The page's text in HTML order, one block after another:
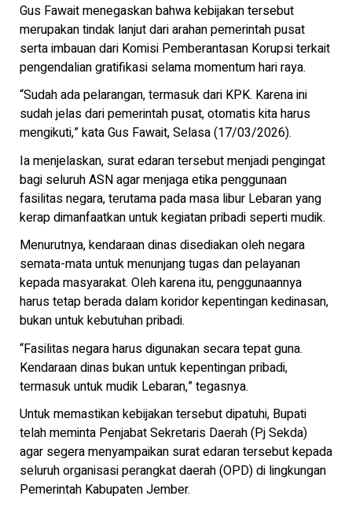
Gus Fawait menegaskan bahwa kebijakan tersebut
merupakan tindak lanjut dari arahan pemerintah pusat
serta imbauan dari Komisi Pemberantasan Korupsi terkait
pengendalian gratifikasi selama momentum hari raya.
“Sudah ada pelarangan, termasuk dari KPK. Karena ini
sudah jelas dari pemerintah pusat, otomatis kita harus
mengikuti,” kata Gus Fawait, Selasa (17/03/2026).
Ia menjelaskan, surat edaran tersebut menjadi pengingat
bagi seluruh ASN agar menjaga etika penggunaan
fasilitas negara, terutama pada masa libur Lebaran yang
kerap dimanfaatkan untuk kegiatan pribadi seperti mudik.
Menurutnya, kendaraan dinas disediakan oleh negara
semata-mata untuk menunjang tugas dan pelayanan
kepada masyarakat. Oleh karena itu, penggunaannya
harus tetap berada dalam koridor kepentingan kedinasan,
bukan untuk kebutuhan pribadi.
“Fasilitas negara harus digunakan secara tepat guna.
Kendaraan dinas bukan untuk kepentingan pribadi,
termasuk untuk mudik Lebaran,” tegasnya.
Untuk memastikan kebijakan tersebut dipatuhi, Bupati
telah meminta Penjabat Sekretaris Daerah (Pj Sekda)
agar segera menyampaikan surat edaran tersebut kepada
seluruh organisasi perangkat daerah (OPD) di lingkungan
Pemerintah Kabupaten Jember.